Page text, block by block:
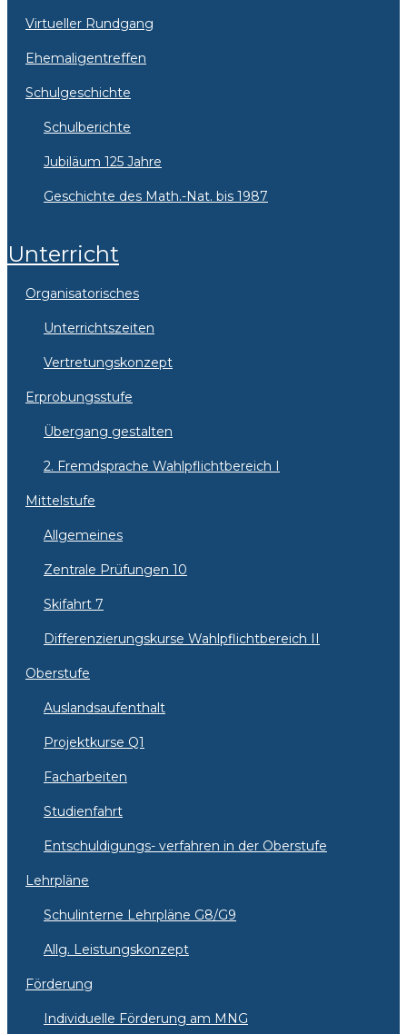
Virtueller Rundgang
Ehemaligentreffen
Schulgeschichte
Schulberichte
Jubiläum 125 Jahre
Geschichte des Math.-Nat. bis 1987
Unterricht
Organisatorisches
Unterrichtszeiten
Vertretungskonzept
Erprobungsstufe
Übergang gestalten
2. Fremdsprache Wahlpflichtbereich I
Mittelstufe
Allgemeines
Zentrale Prüfungen 10
Skifahrt 7
Differenzierungskurse Wahlpflichtbereich II
Oberstufe
Auslandsaufenthalt
Projektkurse Q1
Facharbeiten
Studienfahrt
Entschuldigungs- verfahren in der Oberstufe
Lehrpläne
Schulinterne Lehrpläne G8/G9
Allg. Leistungskonzept
Förderung
Individuelle Förderung am MNG